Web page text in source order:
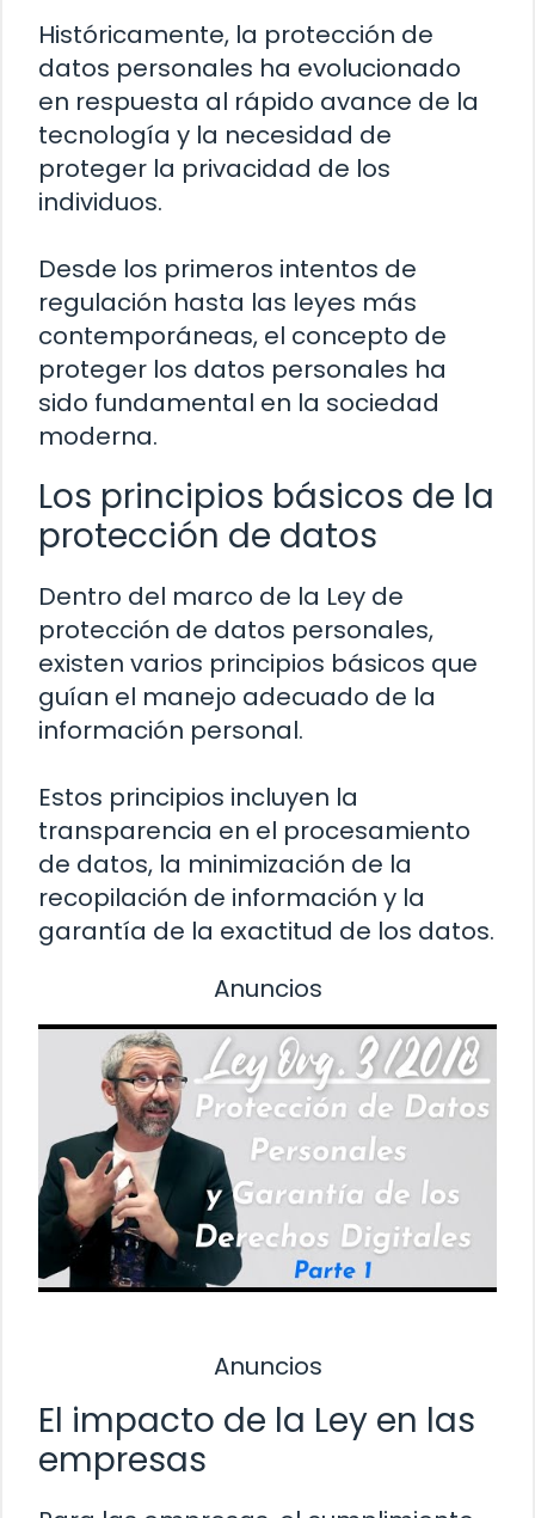
Históricamente, la protección de
datos personales ha evolucionado
en respuesta al rápido avance de la
tecnología y la necesidad de
proteger la privacidad de los
individuos.
Desde los primeros intentos de
regulación hasta las leyes más
contemporáneas, el concepto de
proteger los datos personales ha
sido fundamental en la sociedad
moderna.
Los principios básicos de la
protección de datos
Dentro del marco de la Ley de
protección de datos personales,
existen varios principios básicos que
guían el manejo adecuado de la
información personal.
Estos principios incluyen la
transparencia en el procesamiento
de datos, la minimización de la
recopilación de información y la
garantía de la exactitud de los datos.
Anuncios
Anuncios
El impacto de la Ley en las
empresas